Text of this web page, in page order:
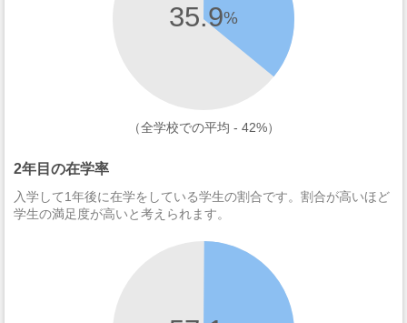
35.9%
（全学校での平均 - 42%）
2年目の在学率
入学して1年後に在学をしている学生の割合です。割合が高いほど
学生の満足度が高いと考えられます。